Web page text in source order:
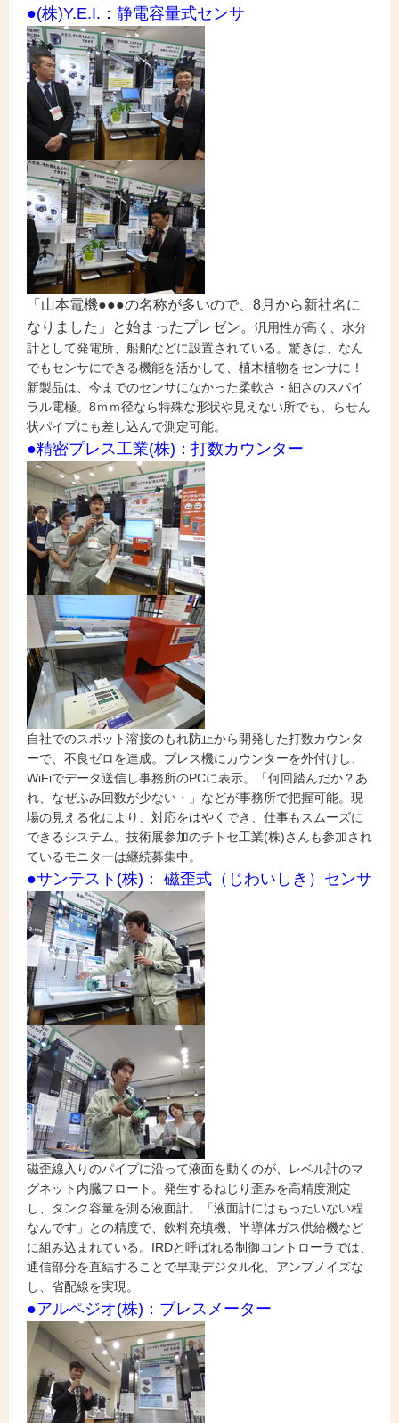
●(株)Y.E.I.：静電容量式センサ
「山本電機●●●の名称が多いので、8月から新社名に
なりました」と始まったプレゼン。 汎用性が高く、水分
計として発電所、船舶などに設置されている。驚きは、なん
でもセンサにできる機能を活かして、植木植物をセンサに！
新製品は、今までのセンサになかった柔軟さ・細さのスパイ
ラル電極。8ｍｍ径なら特殊な形状や見えない所でも、らせん
状パイプにも差し込んで測定可能。
●精密プレス工業(株)：打数カウンター
自社でのスポット溶接のもれ防止から開発した打数カウンタ
ーで、不良ゼロを達成。プレス機にカウンターを外付けし、
WiFiでデータ送信し事務所のPCに表示。「何回踏んだか？あ
れ、なぜふみ回数が少ない・」などが事務所で把握可能。現
場の見える化により、対応をはやくでき、仕事もスムーズに
できるシステム。技術展参加のチトセ工業(株)さんも参加され
ているモニターは継続募集中。
●サンテスト(株)： 磁歪式（じわいしき）センサ
磁歪線入りのパイプに沿って液面を動くのが、レベル計のマ
グネット内臓フロート。発生するねじり歪みを高精度測定
し、タンク容量を測る液面計。「液面計にはもったいない程
なんです」との精度で、飲料充填機、半導体ガス供給機など
に組み込まれている。IRDと呼ばれる制御コントローラでは、
通信部分を直結することで早期デジタル化、アンプノイズな
し、省配線を実現。
●アルペジオ(株)：ブレスメーター